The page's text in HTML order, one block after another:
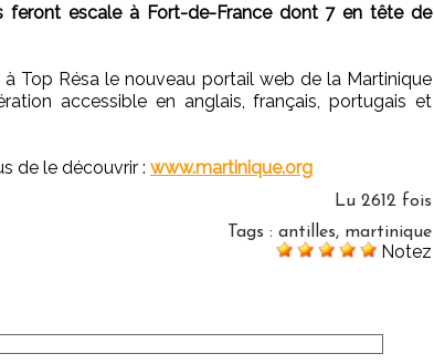
feront escale à Fort-de-France dont 7 en tête de
à Top Résa le nouveau portail web de la Martinique
accessible en anglais, français, portugais et
de le découvrir : www.martinique.org
Lu 2612 fois
Tags : antilles, martinique
Notez